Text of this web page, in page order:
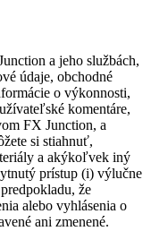
a jeho službách,
údaje, obchodné
o výkonnosti,
komentáre,
FX Junction, a
si stiahnuť,
a akýkoľvek iný
prístup (i) výlučne
že
alebo vyhlásenia o
ani zmenené.